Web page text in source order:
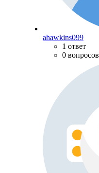
ahawkins099
1 ответ
0 вопросов